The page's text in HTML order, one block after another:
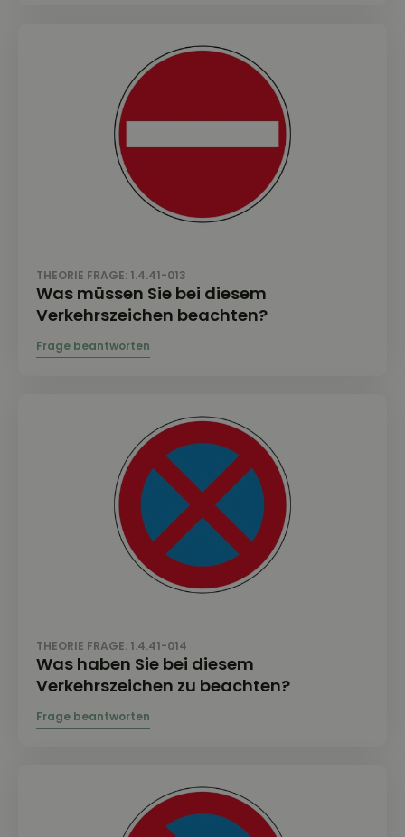
THEORIE FRAGE: 1.4.41-013
Was müssen Sie bei diesem
Verkehrszeichen beachten?
THEORIE FRAGE: 1.4.41-014
Was haben Sie bei diesem
Verkehrszeichen zu beachten?